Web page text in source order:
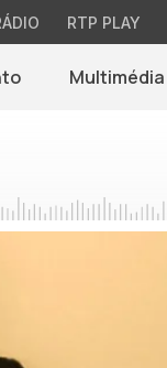
RTP PLAY
Multimédia